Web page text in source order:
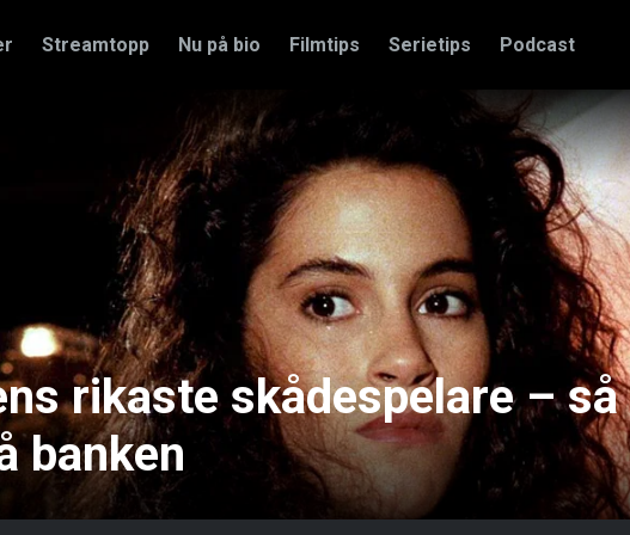
Streamtopp Nu på bio Filmtips Serietips Podcast
rikaste skådespelare – så
banken